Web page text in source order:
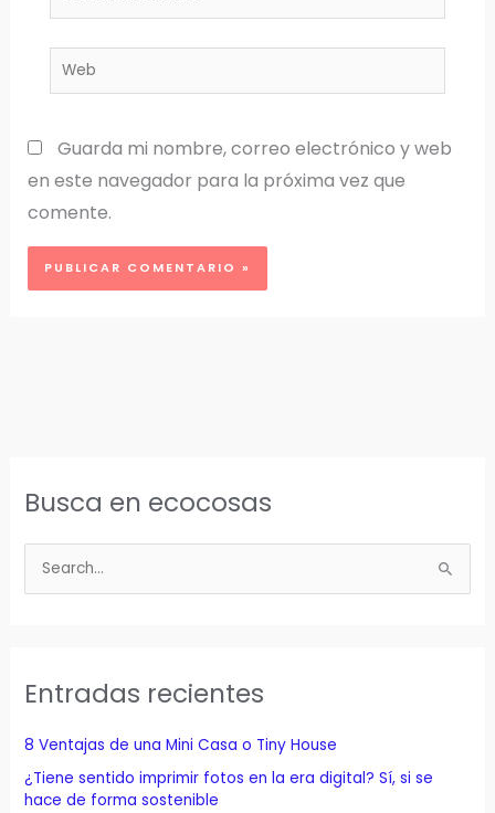
electrónico*
Web
Guarda mi nombre, correo electrónico y web
en este navegador para la próxima vez que
comente.
Busca en ecocosas
r
p
r
Entradas recientes
8 Ventajas de una Mini Casa o Tiny House
¿Tiene sentido imprimir fotos en la era digital? Sí, si se
hace de forma sostenible